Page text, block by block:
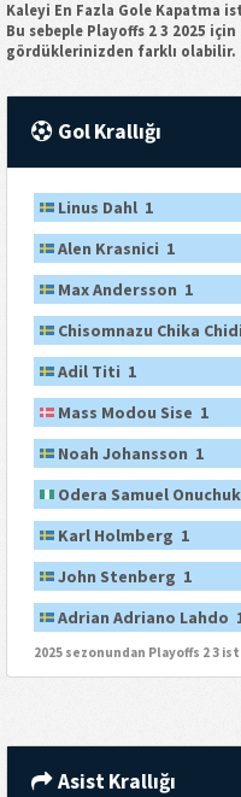
Kaleyi En Fazla Gole Kapatma
Bu sebeple Playoffs 2 3 2025
gördüklerinizden farklı olabilir.
Gol Krallığı
Linus Dahl 1
Alen Krasnici 1
Max Andersson 1
Chisomnazu Chika
Adil Titi 1
Mass Modou Sise 1
Noah Johansson 1
Odera Samuel
Karl Holmberg 1
John Stenberg 1
Adrian Adriano Lahdo
2025 sezonundan Playoffs 2 3
Asist Krallığı